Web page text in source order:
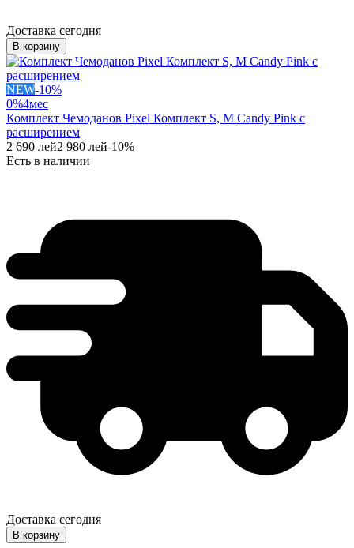
Доставка сегодня
В корзину
NEW-10%
0%4мес
Комплект Чемоданов Pixel Комплект S, M Candy Pink с
расширением
2 690 лей2 980 лей-10%
Есть в наличии
Доставка сегодня
В корзину